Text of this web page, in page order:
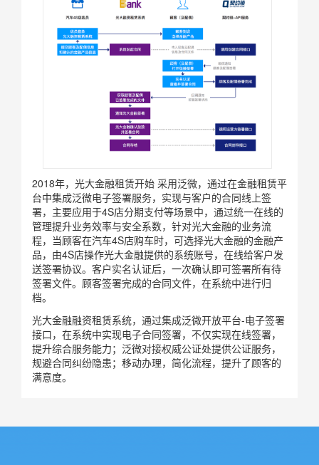
2018年，光大金融租赁开始 采用泛微，通过在金融租赁平
台中集成泛微电子签署服务，实现与客户的合同线上签
署，主要应用于4S店分期支付等场景中，通过统一在线的
管理提升业务效率与安全系数，针对光大金融的业务流
程，当顾客在汽车4S店购车时，可选择光大金融的金融产
品，由4S店操作光大金融提供的系统账号，在线给客户发
送签署协议。客户实名认证后，一次确认即可签署所有待
签署文件。顾客签署完成的合同文件，在系统中进行归
档。
光大金融融资租赁系统，通过集成泛微开放平台-电子签署
接口，在系统中实现电子合同签署，不仅实现在线签署，
提升综合服务能力；泛微对接权威公证处提供公证服务，
规避合同纠纷隐患；移动办理，简化流程，提升了顾客的
满意度。